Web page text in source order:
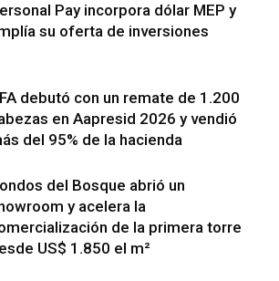
Pay incorpora dólar MEP y
su oferta de inversiones
debutó con un remate de 1.200
en Aapresid 2026 y vendió
del 95% de la hacienda
del Bosque abrió un
y acelera la
de la primera torre
US$ 1.850 el m²